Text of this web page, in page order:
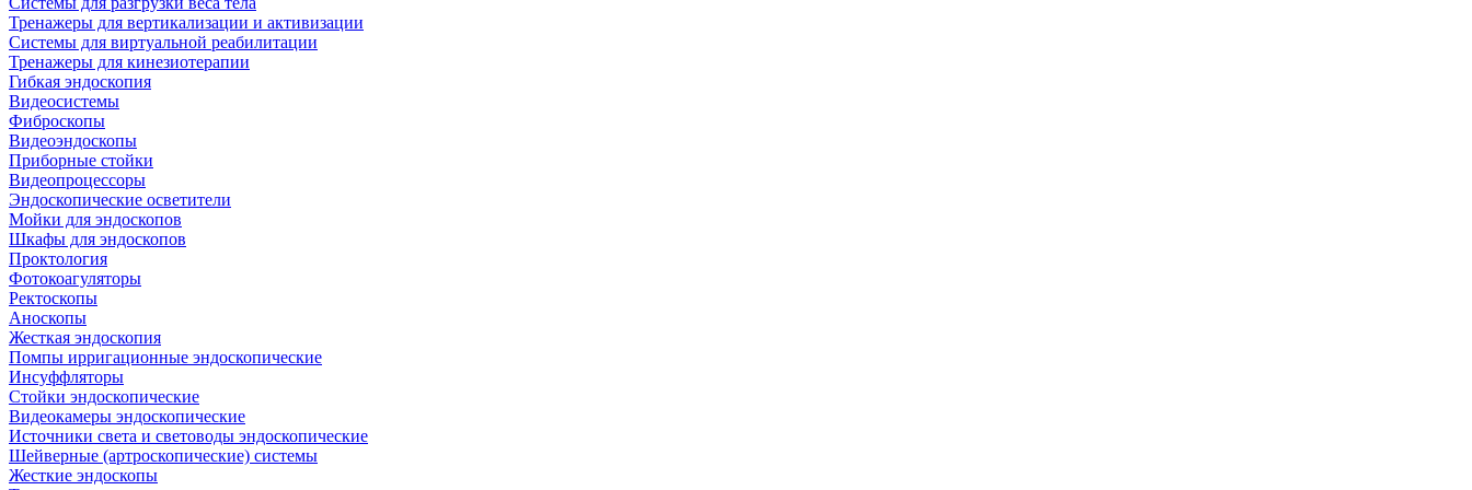
Тренажеры для вертикализации и активизации
Системы для виртуальной реабилитации
Тренажеры для кинезиотерапии
Гибкая эндоскопия
Видеосистемы
Фиброскопы
Видеоэндоскопы
Приборные стойки
Видеопроцессоры
Эндоскопические осветители
Мойки для эндоскопов
Шкафы для эндоскопов
Проктология
Фотокоагуляторы
Ректоскопы
Аноскопы
Жесткая эндоскопия
Помпы ирригационные эндоскопические
Инсуффляторы
Стойки эндоскопические
Видеокамеры эндоскопические
Источники света и световоды эндоскопические
Шейверные (артроскопические) системы
Жесткие эндоскопы